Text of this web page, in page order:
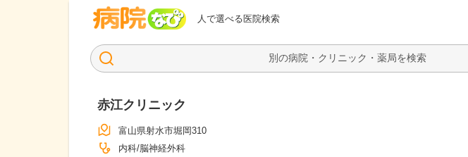
人で選べる医院検索
病院なび
検索
赤江クリニック
富山県射水市堀岡310
内科 脳神経外科